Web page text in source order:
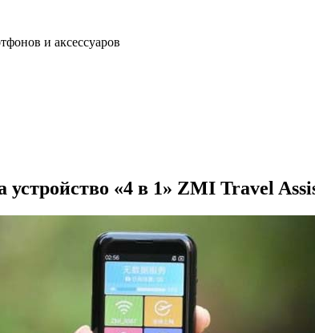
и аксессуаров
устройство «4 в 1» ZMI Travel